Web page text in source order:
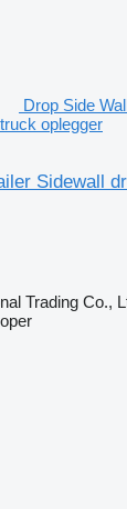
Drop Side
oplegger
Sidewall
Trading Co.,